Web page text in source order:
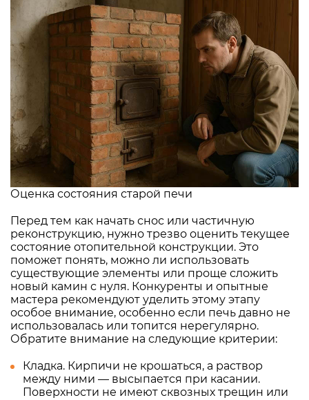
Оценка состояния старой печи
Перед тем как начать снос или частичную
реконструкцию, нужно трезво оценить текущее
состояние отопительной конструкции. Это
поможет понять, можно ли использовать
существующие элементы или проще сложить
новый камин с нуля. Конкуренты и опытные
мастера рекомендуют уделить этому этапу
особое внимание, особенно если печь давно не
использовалась или топится нерегулярно.
Обратите внимание на следующие критерии:
Кладка. Кирпичи не крошаться, а раствор
между ними — высыпается при касании.
Поверхности не имеют сквозных трещин или